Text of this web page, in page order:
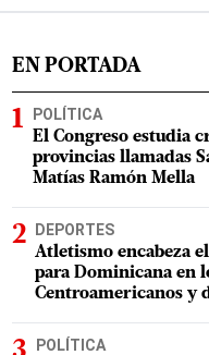
EN PORTADA
POLÍTICA
El Congreso estudia
provincias llamadas
Matías Ramón Mella
DEPORTES
Atletismo encabeza
para Dominicana en
Centroamericanos y
POLÍTICA